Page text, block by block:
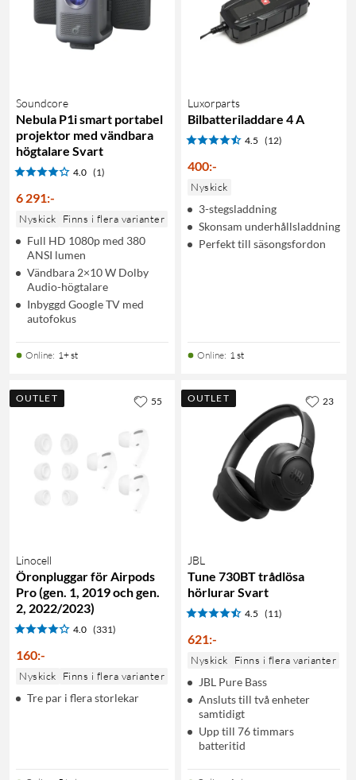
Soundcore
Nebula P1i smart portabel
projektor med vändbara
högtalare Svart
4.0 (1)
6 291:-
Nyskick Finns i flera varianter
Full HD 1080p med 380
ANSI lumen
Vändbara 2×10 W Dolby
Audio-högtalare
Inbyggd Google TV med
autofokus
Online: 1+ st
Luxorparts
Bilbatteriladdare 4 A
4.5 (12)
400:-
Nyskick
3-stegsladdning
Skonsam underhållsladdning
Perfekt till säsongsfordon
Online: 1 st
OUTLET
Linocell
Öronpluggar för Airpods
Pro (gen. 1, 2019 och gen.
2, 2022/2023)
4.0 (331)
160:-
Nyskick Finns i flera varianter
Tre par i flera storlekar
55 OUTLET
JBL
Tune 730BT trådlösa
hörlurar Svart
4.5 (11)
621:-
Nyskick Finns i flera varianter
JBL Pure Bass
Ansluts till två enheter
samtidigt
Upp till 76 timmars
batteritid
23